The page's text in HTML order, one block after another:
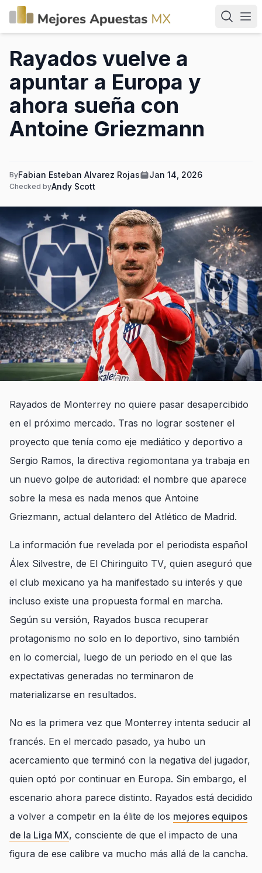
Rayados vuelve a
apuntar a Europa y
ahora sueña con
Antoine Griezmann
ByFabian Esteban Alvarez Rojas Jan 14, 2026
Checked byAndy Scott
Rayados de Monterrey no quiere pasar desapercibido
en el próximo mercado. Tras no lograr sostener el
proyecto que tenía como eje mediático y deportivo a
Sergio Ramos, la directiva regiomontana ya trabaja en
un nuevo golpe de autoridad: el nombre que aparece
sobre la mesa es nada menos que Antoine
Griezmann, actual delantero del Atlético de Madrid.
La información fue revelada por el periodista español
Álex Silvestre, de El Chiringuito TV, quien aseguró que
el club mexicano ya ha manifestado su interés y que
incluso existe una propuesta formal en marcha.
Según su versión, Rayados busca recuperar
protagonismo no solo en lo deportivo, sino también
en lo comercial, luego de un periodo en el que las
expectativas generadas no terminaron de
materializarse en resultados.
No es la primera vez que Monterrey intenta seducir al
francés. En el mercado pasado, ya hubo un
acercamiento que terminó con la negativa del jugador,
quien optó por continuar en Europa. Sin embargo, el
escenario ahora parece distinto. Rayados está decidido
a volver a competir en la élite de los mejores equipos
de la Liga MX, consciente de que el impacto de una
figura de ese calibre va mucho más allá de la cancha.